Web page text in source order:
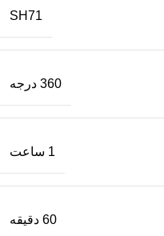
SH71
360 درجه
1 ساعت
60 دقیقه